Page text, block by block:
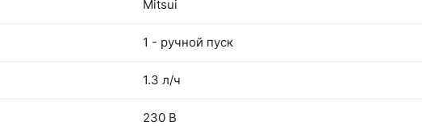
Mitsui
1 - ручной пуск
1.3 л/ч
230 В